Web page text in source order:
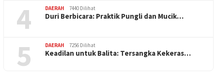
4 DAERAH 7440 Dilihat
Duri Berbicara: Praktik Pungli dan Mucik…
5 DAERAH 7256 Dilihat
Keadilan untuk Balita: Tersangka Kekeras…